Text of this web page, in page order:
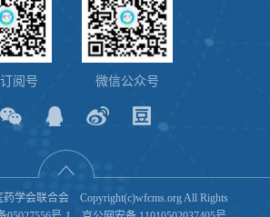
阅号 微信公众号
学会联合会 Copyright(c)wfcms.org All Rights